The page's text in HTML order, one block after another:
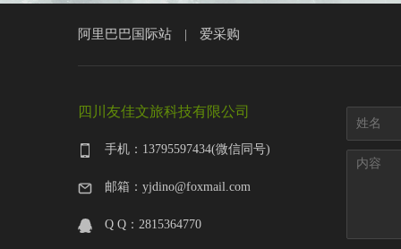
阿里巴巴国际站 爱采购
四川友佳文旅科技有限公司
手机：13795597434(微信同号)
邮箱：yjdino@foxmail.com
Q Q：2815364770